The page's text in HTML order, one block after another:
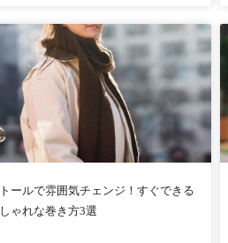
ールで雰囲気チェンジ！すぐできる
ゃれな巻き方3選